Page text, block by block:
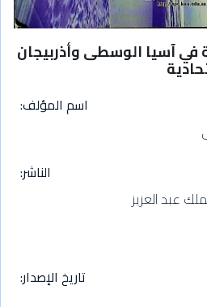
في آسيا الوسطى وأذربيجان
اسم المؤلف
الناشر
عبد العزيز
تاريخ الإصدار